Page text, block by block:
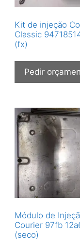
Kit de injeção
Classic
(fx)
Pedir
Módulo de
Courier 97fb
(seco)